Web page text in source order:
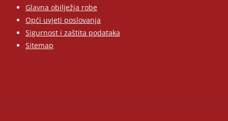
Glavna obilježja robe
Opći uvjeti poslovanja
Sigurnost i zaštita podataka
Sitemap